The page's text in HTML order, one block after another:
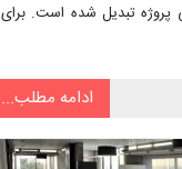
تبدیل شده است. برای
ادامه مطلب...